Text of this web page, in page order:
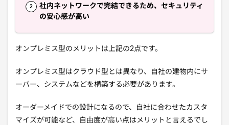
社内ネットワークで完結できるため、セキュリティ
の安心感が高い
オンプレミス型のメリットは上記の2点です。
オンプレミス型はクラウド型とは異なり、自社の建物内にサ
ーバー、システムなどを構築する必要があります。
オーダーメイドでの設計になるので、自社に合わせたカスタ
マイズが可能など、自由度が高い点はメリットと言えるでし